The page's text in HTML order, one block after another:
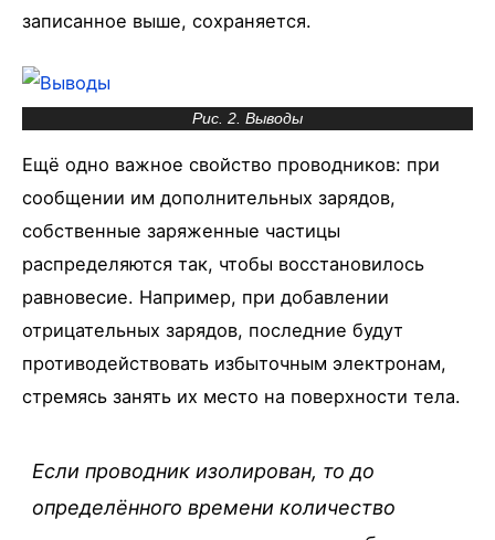
записанное выше, сохраняется.
Рис. 2. Выводы
Ещё одно важное свойство проводников: при
сообщении им дополнительных зарядов,
собственные заряженные частицы
распределяются так, чтобы восстановилось
равновесие. Например, при добавлении
отрицательных зарядов, последние будут
противодействовать избыточным электронам,
стремясь занять их место на поверхности тела.
Если проводник изолирован, то до
определённого времени количество